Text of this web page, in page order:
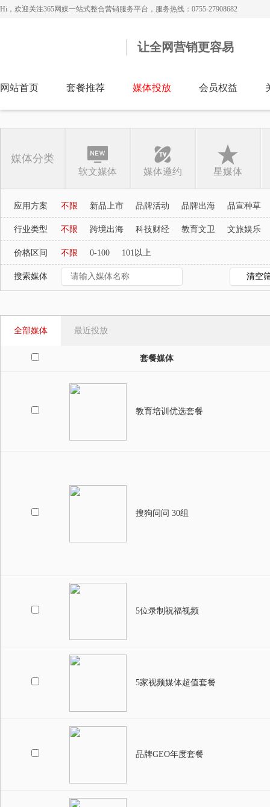
Hi，欢迎关注365网媒一站式整合营销服务平台，服务热线：0755-27908682
让全网营销更容易
网站首页 套餐推荐 媒体投放 会员权益
媒体分类
软文媒体 媒体邀约 星媒体
应用方案 不限 新品上市 品牌活动 品牌出海 品宣种草
行业类型 不限 跨境出海 科技财经 教育文卫 文旅娱乐
价格区间 不限 0-100 101以上
搜索媒体 清空
全部媒体 最近投放
套餐媒体
教育培训优选套餐
搜狗问问 30组
5位录制祝福视频
5家视频媒体超值套餐
品牌GEO年度套餐